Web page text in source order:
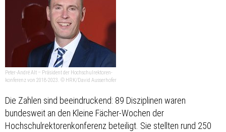
Peter-André Alt – Präsident der Hochschulrektoren-
konferenz von 2018-2023. © HRK/David Ausserhofer
Die Zahlen sind beeindruckend: 89 Disziplinen waren
bundesweit an den Kleine Fächer-Wochen der
Hochschulrektorenkonferenz beteiligt. Sie stellten rund 250